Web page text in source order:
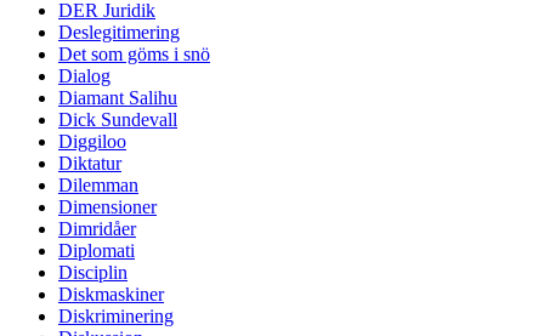
DER Juridik
Deslegitimering
Det som göms i snö
Dialog
Diamant Salihu
Dick Sundevall
Diggiloo
Diktatur
Dilemman
Dimensioner
Dimridåer
Diplomati
Disciplin
Diskmaskiner
Diskriminering